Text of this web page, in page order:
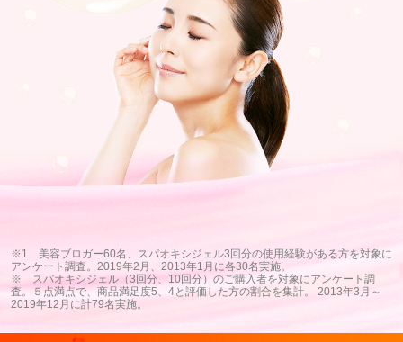
※1 美容ブロガー60名、スパオキシジェル3回分の使用経験がある方を対象に
アンケート調査。2019年2月、2013年1月に各30名実施。
※ スパオキシジェル（3回分、10回分）のご購入者を対象にアンケート調
査。５点満点で、商品満足度5、4と評価した方の割合を集計。
2013年3月～
2019年12月に計79名実施。